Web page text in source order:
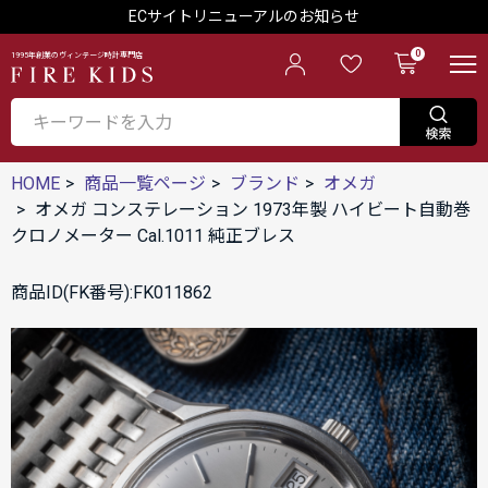
ECサイトリニューアルのお知らせ
1995年創業のヴィンテージ時計専門店 0
HOME 商品一覧ページ ブランド
オメガ
オメガ コンステレーション 1973年製 ハイビート自動巻
クロノメーター Cal.1011 純正ブレス
商品ID(FK番号):FK011862